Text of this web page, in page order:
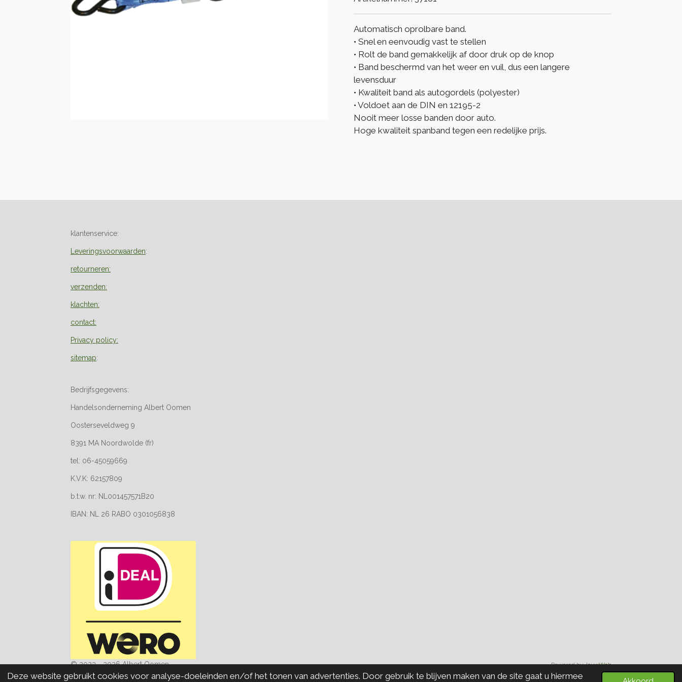
Deze website gebruikt cookies voor analyse-doeleinden en/of het tonen van advertenties. Door gebruik te blijven maken van de site gaat u hiermee
Automatisch oprolbare band.
• Snel en eenvoudig vast te stellen
• Rolt de band gemakkelijk af door druk op de knop
• Band beschermd van het weer en vuil, dus een langere
levensduur
• Kwaliteit band als autogordels (polyester)
• Voldoet aan de DIN en 12195-2
Nooit meer losse banden door auto.
Hoge kwaliteit spanband tegen een redelijke prijs.
klantenservice:
Leveringsvoorwaarden:
retourneren:
verzenden:
klachten:
contact:
Privacy policy:
sitemap:
Bedrijfsgegevens:
Handelsonderneming Albert Oomen
Oosterseveldweg 9
8391 MA Noordwolde (fr)
tel: 06-45059669
K.V.K: 62157809
b.t.w. nr: NL001457571B20
IBAN: NL 26 RABO 0301056838
© 2023 - 2026 Albert Oomen Powered byJouwWeb